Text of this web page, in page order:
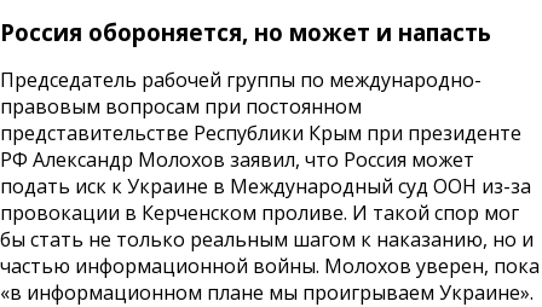
Россия обороняется, но может и напасть
Председатель рабочей группы по международно-
правовым вопросам при постоянном
представительстве Республики Крым при президенте
РФ Александр Молохов заявил, что Россия может
подать иск к Украине в Международный суд ООН из-за
провокации в Керченском проливе. И такой спор мог
бы стать не только реальным шагом к наказанию, но и
частью информационной войны. Молохов уверен, пока
«в информационном плане мы проигрываем Украине».